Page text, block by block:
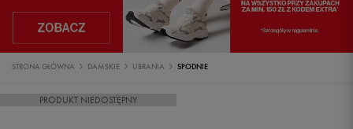
STRONA GŁÓWNA DAMSKIE UBRANIA SPODNIE
PRODUKT NIEDOSTĘPNY